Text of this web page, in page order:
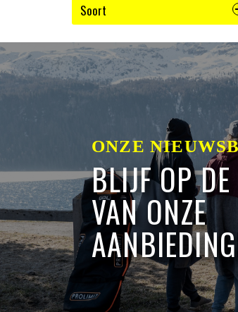
Soort
ONZE
BLIJF OP
VAN ONZE